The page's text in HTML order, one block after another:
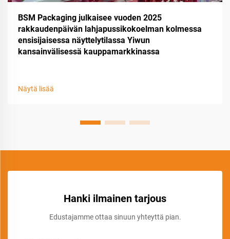
BSM Packaging julkaisee vuoden 2025
rakkaudenpäivän lahjapussikokoelman kolmessa
ensisijaisessa näyttelytilassa Yiwun
kansainvälisessä kauppamarkkinassa
Näytä lisää
Hanki ilmainen tarjous
Edustajamme ottaa sinuun yhteyttä pian.